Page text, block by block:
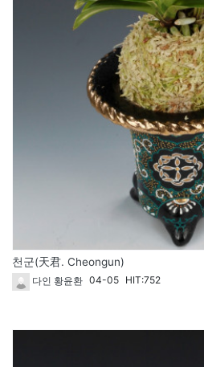
천군(天君. Cheongun)
다인 황윤환 04-05 HIT:752